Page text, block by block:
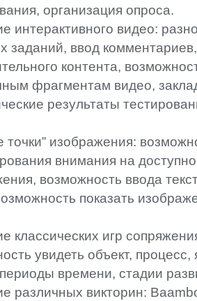
организация опроса.
интерактивного видео:
заданий, ввод
контента,
фрагментам видео,
результаты
точки” изображения:
внимания на
возможность ввода
показать
классических игр
увидеть объект, процесс,
времени, стадии
различных викторин: